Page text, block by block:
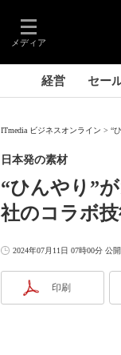
メディア
経営 セー
ITmedia ビジネスオンライン “
“ひんやり”
社のコラボ
日本発の素材
2024年07月11日 07時00分 公開
印刷